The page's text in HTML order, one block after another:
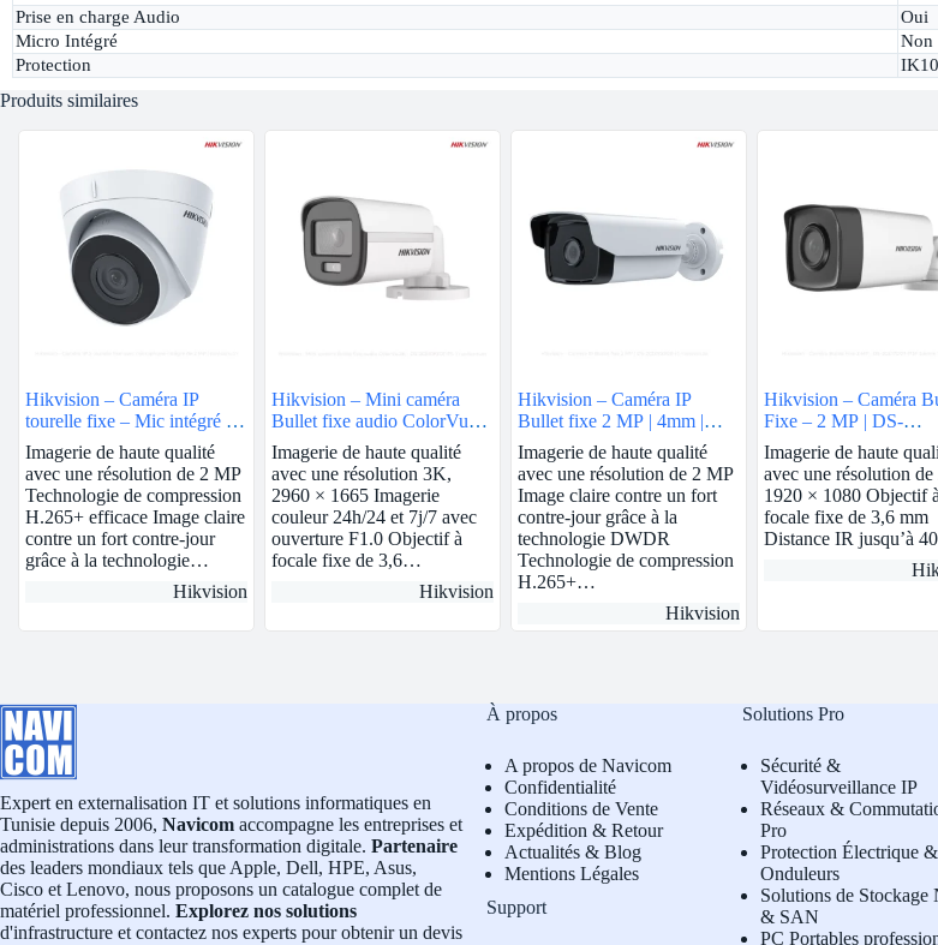
Prise en charge Audio
Oui
Micro Intégré
Non
Protection
Produits similaires
Hikvision – Caméra IP
tourelle fixe – Mic intégré | 2
MP | 2.8mm | DS-
2CD1323G0-IUF
Imagerie de haute qualité
avec une résolution de 2 MP
Technologie de compression
H.265+ efficace Image claire
contre un fort contre-jour
grâce à la technologie…
Hikvision
Hikvision – Mini caméra
Bullet fixe audio ColorVu
3K | DS-2CE10KF0T-FS
Imagerie de haute qualité
avec une résolution 3K,
2960 × 1665 Imagerie
couleur 24h/24 et 7j/7 avec
ouverture F1.0 Objectif à
focale fixe de 3,6…
Hikvision
Hikvision – Caméra IP
Bullet fixe 2 MP | 4mm |
DS-2CD1T23G0-I
Imagerie de haute qualité
avec une résolution de 2 MP
Image claire contre un fort
contre-jour grâce à la
technologie DWDR
Technologie de compression
H.265+…
Hikvision
Hikvision – Caméra
Fixe – 2 MP | DS-
2CE17D0T-IT3F
Imagerie de haute
avec une résolution de
1920 × 1080 Objectif à
focale fixe de 3,6 mm
Distance IR jusqu’à
Expert en externalisation IT et solutions informatiques en
Tunisie depuis 2006, Navicom accompagne les entreprises et
administrations dans leur transformation digitale. Partenaire
des leaders mondiaux tels que Apple, Dell, HPE, Asus,
Cisco et Lenovo, nous proposons un catalogue complet de
matériel professionnel. Explorez nos solutions
d'infrastructure et contactez nos experts pour obtenir un devis
À propos
A propos de Navicom
Confidentialité
Conditions de Vente
Expédition & Retour
Actualités & Blog
Mentions Légales
Support
Solutions Pro
Sécurité &
Vidéosurveillance IP
Réseaux &
Pro
Protection Électrique &
Onduleurs
Solutions de Stockage
& SAN
PC Portables